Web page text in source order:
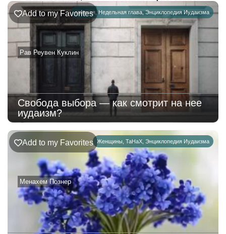
главная , Недельная глава,Энциклопедия Иудаизма
Рав Реувен Куклин
Add to my Favorites
Свобода выбора — как смотрит на нее
иудаизм?
Женщины ТаНаХ Энциклопедия Иудаизма
Менахем Познер
Add to my Favorites